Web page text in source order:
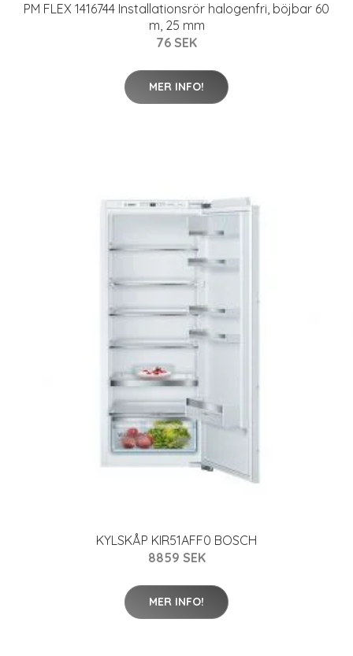
PM FLEX 1416744 Installationsrör halogenfri, böjbar 60
m, 25 mm
76 SEK
MER INFO!
KYLSKÅP KIR51AFF0 BOSCH
8859 SEK
MER INFO!